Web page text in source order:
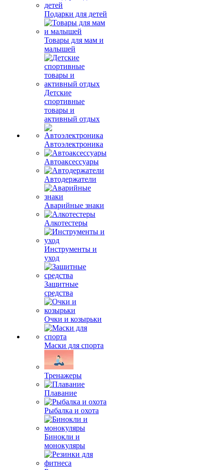
Подарки для детей
Товары для мам и
малышей
Детские
спортивные
товары и
активный отдых
Автоэлектроника
Автоаксессуары
Автодержатели
Аварийные знаки
Алкотестеры
Инструменты и
уход
Защитные
средства
Очки и козырьки
Маски для спорта
Тренажеры
Плавание
Рыбалка и охота
Бинокли и
монокуляры